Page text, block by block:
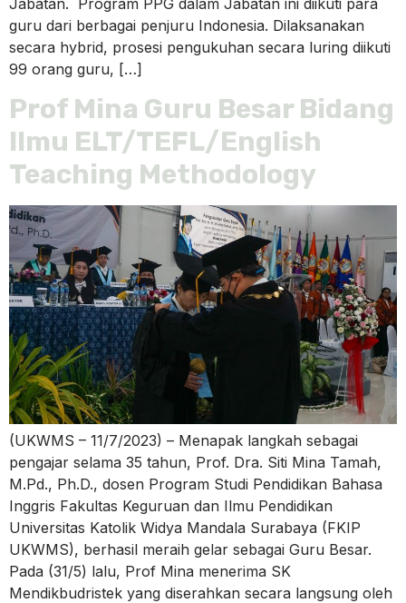
guru dari berbagai penjuru Indonesia. Dilaksanakan
secara hybrid, prosesi pengukuhan secara luring diikuti
99 orang guru, […]
Prof Mina Guru Besar Bidang
Ilmu ELT/TEFL/English
Teaching Methodology
(UKWMS – 11/7/2023) – Menapak langkah sebagai
pengajar selama 35 tahun, Prof. Dra. Siti Mina Tamah,
M.Pd., Ph.D., dosen Program Studi Pendidikan Bahasa
Inggris Fakultas Keguruan dan Ilmu Pendidikan
Universitas Katolik Widya Mandala Surabaya (FKIP
UKWMS), berhasil meraih gelar sebagai Guru Besar.
Pada (31/5) lalu, Prof Mina menerima SK
Mendikbudristek yang diserahkan secara langsung oleh